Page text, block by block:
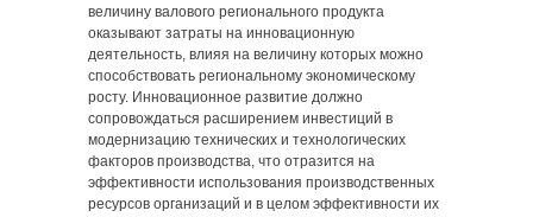
величину валового регионального продукта
оказывают затраты на инновационную
деятельность, влияя на величину которых можно
способствовать региональному экономическому
росту. Инновационное развитие должно
сопровождаться расширением инвестиций в
модернизацию технических и технологических
факторов производства, что отразится на
эффективности использования производственных
ресурсов организаций и в целом эффективности их